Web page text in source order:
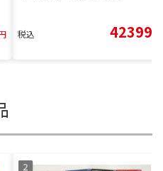
税込 42399